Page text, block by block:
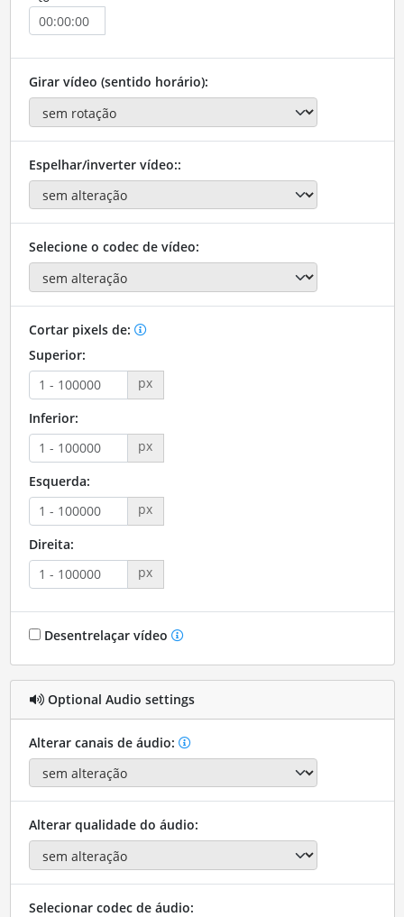
Girar vídeo (sentido horário):
Espelhar/inverter vídeo::
Selecione o codec de vídeo:
Cortar pixels de:
Superior:
px
Inferior:
px
Esquerda:
px
Direita:
px
Desentrelaçar vídeo
Optional Audio settings
Alterar canais de áudio:
Alterar qualidade do áudio:
Selecionar codec de áudio: